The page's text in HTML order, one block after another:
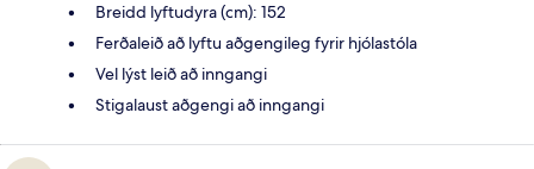
Breidd lyftudyra (cm): 152
Ferðaleið að lyftu aðgengileg fyrir hjólastóla
Vel lýst leið að inngangi
Stigalaust aðgengi að inngangi